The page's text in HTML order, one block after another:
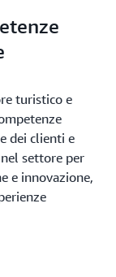
turistico e
dei clienti e
settore per
e innovazione,